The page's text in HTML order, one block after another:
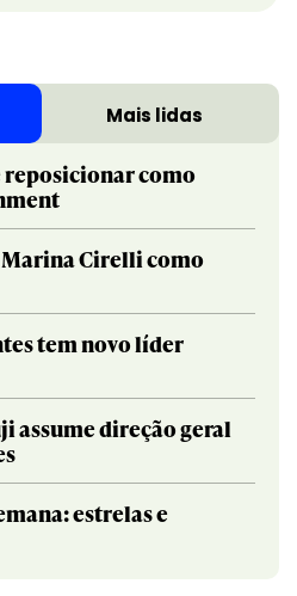
Mais lidas
reposicionar como
Cirelli como
tem novo líder
assume direção geral
estrelas e